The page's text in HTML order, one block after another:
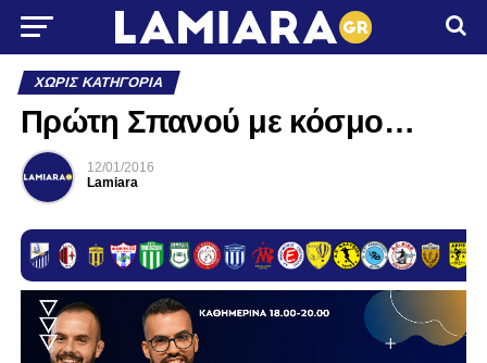
ΧΩΡΊΣ ΚΑΤΗΓΟΡΊΑ
Πρώτη Σπανού με κόσμο…
12/01/2016
Lamiara